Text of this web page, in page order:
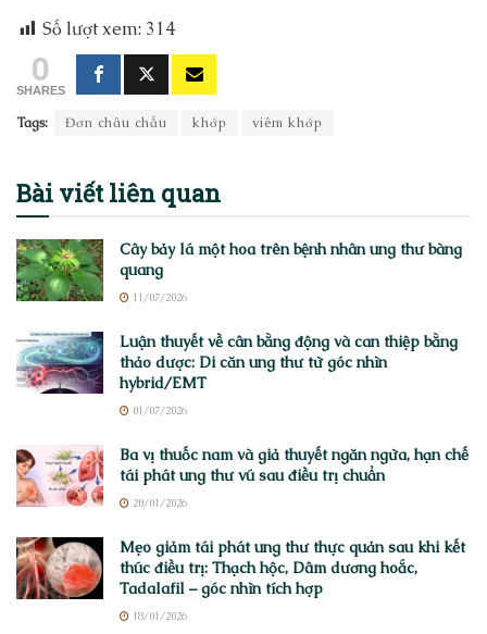
Số lượt xem: 314
0
SHARES
Tags: Đơn châu chấu khớp viêm khớp
Bài viếtliên quan
Cây bảy lá một hoa trên bệnh nhân ung thư bàng
quang
11/07/2026
Luận thuyết về cân bằng động và can thiệp bằng
thảo dược: Di căn ung thư từ góc nhìn
hybrid/EMT
01/07/2026
Ba vị thuốc nam và giả thuyết ngăn ngừa, hạn chế
tái phát ung thư vú sau điều trị chuẩn
20/01/2026
Mẹo giảm tái phát ung thư thực quản sau khi kết
thúc điều trị: Thạch hộc, Dâm dương hoắc,
Tadalafil – góc nhìn tích hợp
18/01/2026